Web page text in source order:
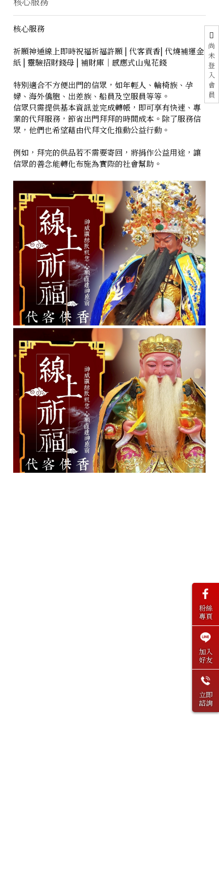
尚
未
登
入
會
員
核心服務
祈願神通線上即時祝福祈福許願 | 代客貢香| 代燒補運金
紙 | 靈驗招財錢母 | 補財庫｜感應式山鬼花錢
特別適合不方便出門的信眾，如年輕人、輪椅族、孕
婦、海外僑胞、出差族、船員及空服員等等。
信眾只需提供基本資訊並完成轉帳，即可享有快速、專
業的代拜服務，節省出門拜拜的時間成本。除了服務信
眾，他們也希望藉由代拜文化推動公益行動。
例如，拜完的供品若不需要寄回，將捐作公益用途，讓
信眾的善念能轉化布施為實際的社會幫助。
粉絲
專頁
加入
好友
立即
諮詢